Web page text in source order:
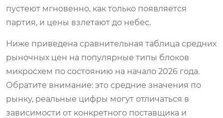
пустеют мгновенно, как только появляется
партия, и цены взлетают до небес.
Ниже приведена сравнительная таблица средних
рыночных цен на популярные типы блоков
микросхем по состоянию на начало 2026 года.
Обратите внимание: это средние значения по
рынку, реальные цифры могут отличаться в
зависимости от конкретного поставщика и